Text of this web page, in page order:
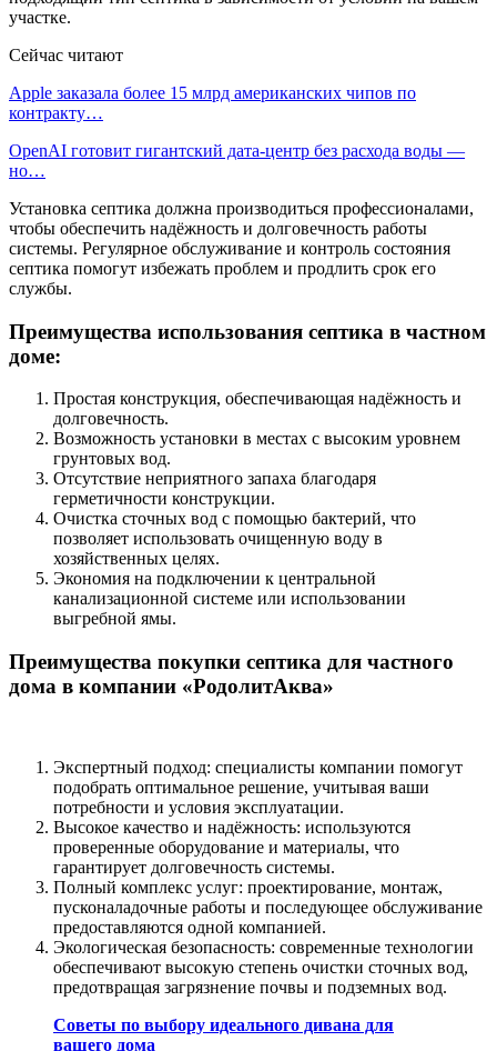
участке.
Сейчас читают
Apple заказала более 15 млрд американских чипов по
контракту…
OpenAI готовит гигантский дата-центр без расхода воды —
но…
Установка септика должна производиться профессионалами,
чтобы обеспечить надёжность и долговечность работы
системы. Регулярное обслуживание и контроль состояния
септика помогут избежать проблем и продлить срок его
службы.
Преимущества использования септика в частном
доме:
Простая конструкция, обеспечивающая надёжность и
долговечность.
Возможность установки в местах с высоким уровнем
грунтовых вод.
Отсутствие неприятного запаха благодаря
герметичности конструкции.
Очистка сточных вод с помощью бактерий, что
позволяет использовать очищенную воду в
хозяйственных целях.
Экономия на подключении к центральной
канализационной системе или использовании
выгребной ямы.
Преимущества покупки септика для частного
дома в компании «РодолитАква»
Экспертный подход: специалисты компании помогут
подобрать оптимальное решение, учитывая ваши
потребности и условия эксплуатации.
Высокое качество и надёжность: используются
проверенные оборудование и материалы, что
гарантирует долговечность системы.
Полный комплекс услуг: проектирование, монтаж,
пусконаладочные работы и последующее обслуживание
предоставляются одной компанией.
Экологическая безопасность: современные технологии
обеспечивают высокую степень очистки сточных вод,
предотвращая загрязнение почвы и подземных вод.
Советы по выбору идеального дивана для
вашего дома